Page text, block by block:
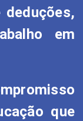
em
que